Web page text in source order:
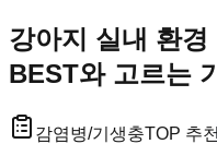
강아지 실내 환
BEST와 고르는
감염병/기생충TOP 추천